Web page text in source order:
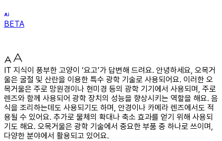
BETA
IT 지식이 풍부한 고양이 ‘요고’가 답변해 드려요. 안녕하세요, 오목거
울은 굴절 및 산란을 이용한 특수 광학 기술로 사용되어요. 이러한 오
목거울은 주로 망원경이나 현미경 등의 광학 기기에서 사용되며, 주로
렌즈와 함께 사용되어 광학 장치의 성능을 향상시키는 역할을 해요. 음
식을 조리하는데도 사용되기도 하며, 안경이나 카메라 렌즈에서도 적
용될 수 있어요. 추가로 물체의 확대나 축소 효과를 얻기 위해 사용되
기도 해요. 오목거울은 광학 기술에서 중요한 부품 중 하나로 쓰이며,
다양한 분야에서 활용되고 있어요.